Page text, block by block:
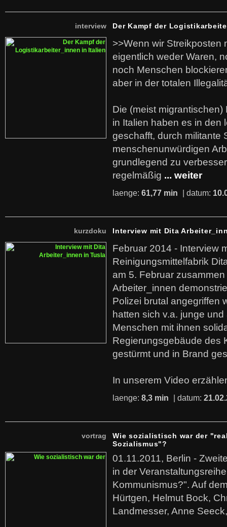
interview Der Kampf der
>>Wenn wir Streikposten
eigentlich weder Waren,
noch Menschen
aber in der totalen
Die (meist
in Italien haben es in den
geschafft, durch militante
menschenunwürdigen
grundlegend zu
regelmäßig ... weiter
laenge: 61,77 min | datum:
kurzdoku Interview mit Dita
Februar 2014 - Interview
Reinigungsmittelfabrik
am 5. Februar
Arbeiter_innen
Polizei brutal angegriffen
hatten sich v.a. junge
Menschen mit ihnen
Regierungsgebäude des
gestürmt und in Brand
In unserem Video
laenge: 8,3 min | datum:
vortrag
Wie sozialistisch war der
Sozialismus"?
01.11.2011, Berlin -
in der
Kommunismus?". Auf
Hürtgen, Helmut Bock,
Landmesser, Anne